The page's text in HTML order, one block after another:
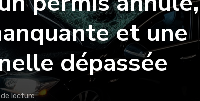
et une
dépassée
lecture